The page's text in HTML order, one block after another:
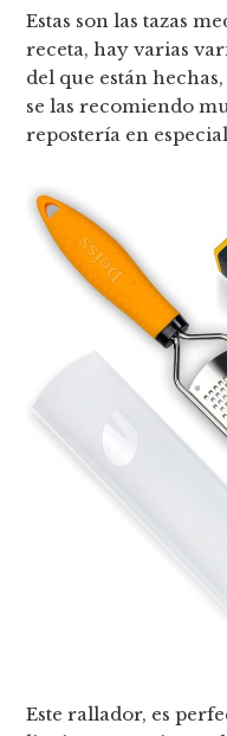
Estas son las tazas
receta, hay varias
del que están
se las recomiendo
repostería en
Este rallador, es